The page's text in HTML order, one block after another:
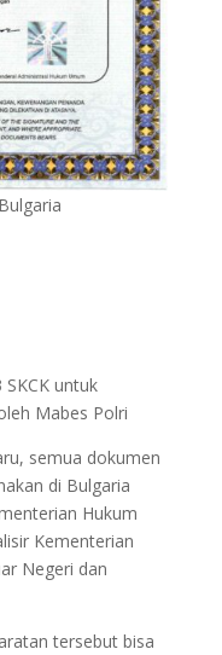
untuk
Mabes Polri
semua dokumen
di Bulgaria
Hukum
Kementerian
Negeri dan
tersebut bisa